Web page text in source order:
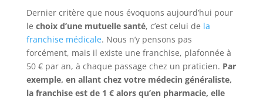
Dernier critère que nous évoquons aujourd’hui pour
le choix d’une mutuelle santé, c’est celui de la
franchise médicale. Nous n’y pensons pas
forcément, mais il existe une franchise, plafonnée à
50 € par an, à chaque passage chez un praticien. Par
exemple, en allant chez votre médecin généraliste,
la franchise est de 1 € alors qu’en pharmacie, elle